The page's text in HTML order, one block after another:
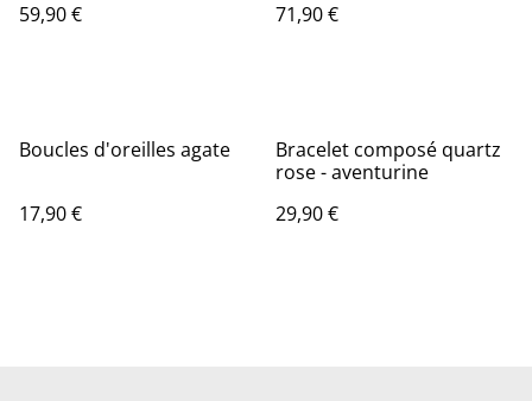
59,90 €
71,90 €
Boucles d'oreilles agate
17,90 €
Bracelet composé quartz
rose - aventurine
29,90 €